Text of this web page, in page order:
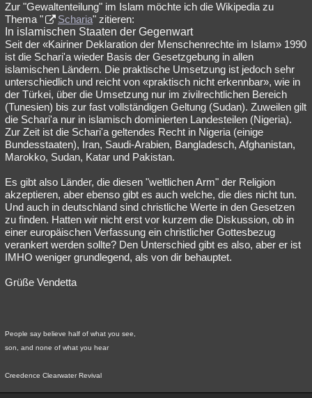
Zur "Gewaltenteilung" im Islam möchte ich die Wikipedia zu
Thema "
Scharia" zitieren:
In islamischen Staaten der Gegenwart
Seit der «Kairiner Deklaration der Menschenrechte im Islam» 1990
ist die Schari'a wieder Basis der Gesetzgebung in allen
islamischen Ländern. Die praktische Umsetzung ist jedoch sehr
unterschiedlich und reicht von «praktisch nicht erkennbar», wie in
der Türkei, über die Umsetzung nur im zivilrechtlichen Bereich
(Tunesien) bis zur fast vollständigen Geltung (Sudan). Zuweilen gilt
die Schari'a nur in islamisch dominierten Landesteilen (Nigeria).
Zur Zeit ist die Schari'a geltendes Recht in Nigeria (einige
Bundesstaaten), Iran, Saudi-Arabien, Bangladesch, Afghanistan,
Marokko, Sudan, Katar und Pakistan.
Es gibt also Länder, die diesen "weltlichen Arm" der Religion
akzeptieren, aber ebenso gibt es auch welche, die dies nicht tun.
Und auch in deutschland sind christliche Werte in den Gesetzen
zu finden. Hatten wir nicht erst vor kurzem die Diskussion, ob in
einer europäischen Verfassung ein christlicher Gottesbezug
verankert werden sollte? Den Unterschied gibt es also, aber er ist
IMHO weniger grundlegend, als von dir behauptet.
Grüße Vendetta
People say believe half of what you see,
son, and none of what you hear
Creedence Clearwater Revival